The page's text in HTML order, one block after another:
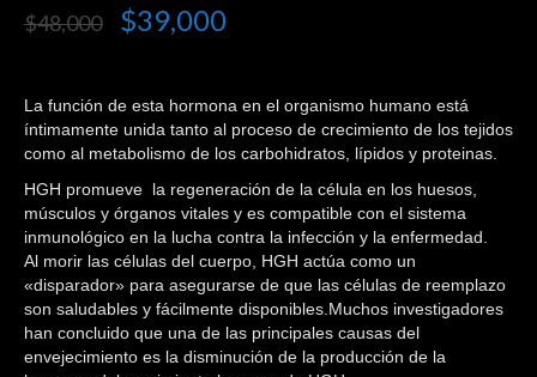
4.44
sobre 5
clientes
$48,000 $39,000
La función de esta hormona en el organismo humano está
íntimamente unida tanto al proceso de crecimiento de los tejidos
como al metabolismo de los carbohidratos, lípidos y proteinas.
HGH promueve la regeneración de la célula en los huesos,
músculos y órganos vitales y es compatible con el sistema
inmunológico en la lucha contra la infección y la enfermedad.
Al morir las células del cuerpo, HGH actúa como un
«disparador» para asegurarse de que las células de reemplazo
son saludables y fácilmente disponibles.Muchos investigadores
han concluido que una de las principales causas del
envejecimiento es la disminución de la producción de la